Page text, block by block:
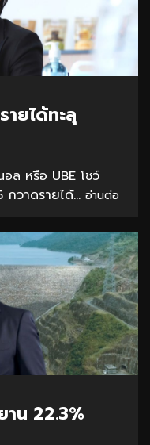
ยได้ทะลุ
ล หรือ UBE โชว์
วาดรายได้... อ่านต่อ
าน 22.3%